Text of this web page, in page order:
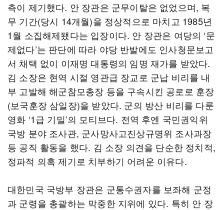
측이 제기했다. 안 장관은 군무이탈은 없었으며, 복
무 기간(당시 14개월)을 정상적으로 마치고 1985년
1월 소집해제됐다는 입장이다. 안 장관은 여당의 ‘문
제없다’는 판단에 따라 야당 반발에도 인사청문보고
서 채택 없이 이재명 대통령의 임명 재가를 받았다.
김 소장은 현역 시절 영관급 장교로 군납 비리를 내
부 고발해 해군참모총장 등을 구속시킨 공로로 훈장
(보국훈장 삼일장)을 받았다. 군의 방산 비리를 다룬
영화 ‘1급 기밀’의 모티브다. 전역 후엔 국민권익위
국방 분야 조사관, 군사망사고진상규명위 조사과장
등 공직 활동을 했다. 김 소장 의견을 단순한 정치적,
정파적 의혹 제기로 치부하기 어려운 이유다.
대한민국 국방부 장관은 군통수권자를 보좌해 군정
과 군령을 총괄하는 막중한 지위에 있다. 특히 안 장